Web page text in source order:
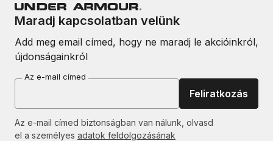
Maradj kapcsolatban velünk
Add meg email címed, hogy ne maradj le akcióinkról,
újdonságainkról
Az e-mail címed
Feliratkozás
Az e-mail címed biztonságban van nálunk, olvasd
el a személyes adatok feldolgozásának